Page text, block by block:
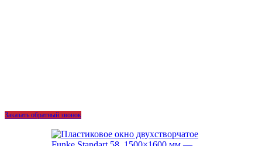
Заказать обратный звонок